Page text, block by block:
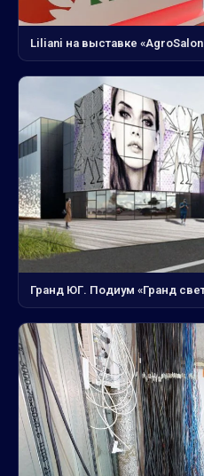
Liliani на выставке «AgroSalon
Гранд ЮГ. Подиум «Гранд